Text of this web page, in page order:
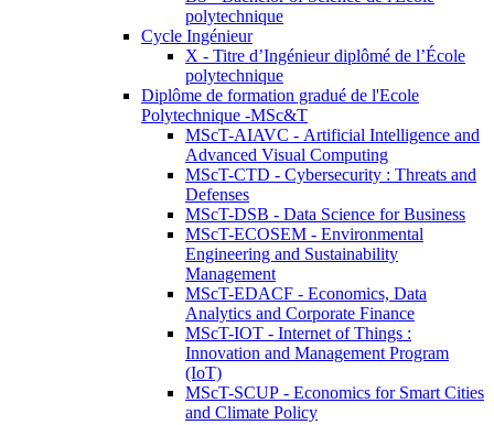
polytechnique
Cycle Ingénieur
X - Titre d’Ingénieur diplômé de l’École
polytechnique
Diplôme de formation gradué de l'Ecole
Polytechnique -MSc&T
MScT-AIAVC - Artificial Intelligence and
Advanced Visual Computing
MScT-CTD - Cybersecurity : Threats and
Defenses
MScT-DSB - Data Science for Business
MScT-ECOSEM - Environmental
Engineering and Sustainability
Management
MScT-EDACF - Economics, Data
Analytics and Corporate Finance
MScT-IOT - Internet of Things :
Innovation and Management Program
(IoT)
MScT-SCUP - Economics for Smart Cities
and Climate Policy